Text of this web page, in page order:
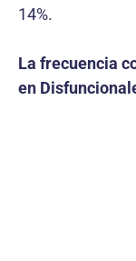
14%.
La frecuencia
en